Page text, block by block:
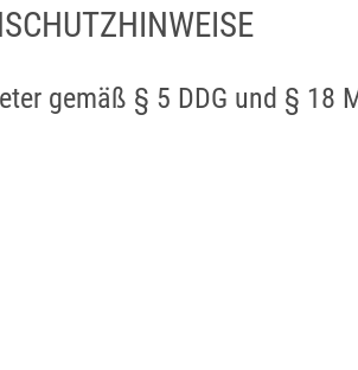
gemäß § 5 DDG und § 18